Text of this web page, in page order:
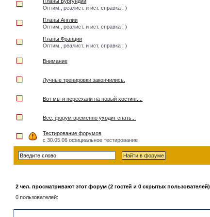
Оптим., реалист. и ист. справка : )
Планы Англии
Оптим., реалист. и ист. справка : )
Планы Франции
Оптим., реалист. и ист. справка : )
Внимание
Лучные тренировки закончились.
Вот мы и переехали на новый хостинг....
Все, форум временно уходит спать...
Тестирование форумов
с 30.05.06 официальное тестирование
2 чел. просматривают этот форум (2 гостей и 0 скрытых пользователей)
0 пользователей: